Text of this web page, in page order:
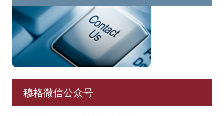
穆格微信公众号